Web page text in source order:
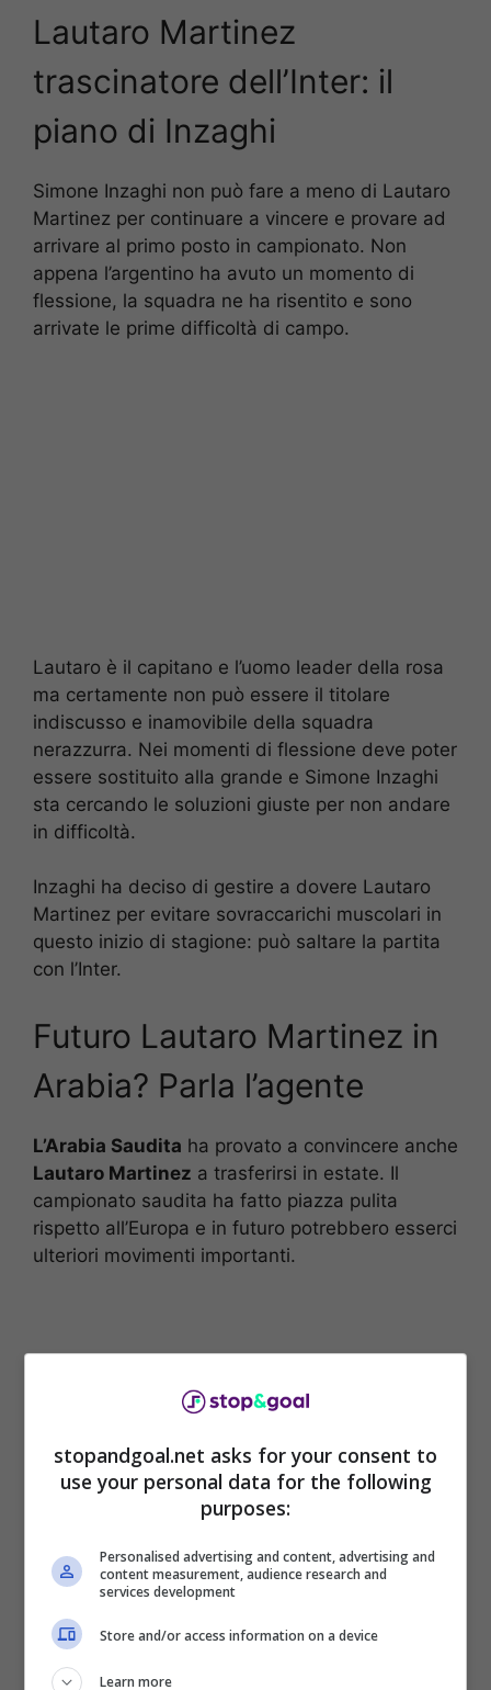
Lautaro Martinez
trascinatore dell’Inter: il
piano di Inzaghi
Simone Inzaghi non può fare a meno di Lautaro
Martinez per continuare a vincere e provare ad
arrivare al primo posto in campionato. Non
appena l’argentino ha avuto un momento di
flessione, la squadra ne ha risentito e sono
arrivate le prime difficoltà di campo.
Lautaro è il capitano e l’uomo leader della rosa
ma certamente non può essere il titolare
indiscusso e inamovibile della squadra
nerazzurra. Nei momenti di flessione deve poter
essere sostituito alla grande e Simone Inzaghi
sta cercando le soluzioni giuste per non andare
in difficoltà.
Inzaghi ha deciso di gestire a dovere Lautaro
Martinez per evitare sovraccarichi muscolari in
questo inizio di stagione: può saltare la partita
con l’Inter.
Futuro Lautaro Martinez in
Arabia? Parla l’agente
L’Arabia Saudita ha provato a convincere anche
Lautaro Martinez a trasferirsi in estate. Il
campionato saudita ha fatto piazza pulita
rispetto all’Europa e in futuro potrebbero esserci
ulteriori movimenti importanti.
Non si muoverà in direzione Arabia Saudita
Lautaro Martinez. Parola dell’agente,
Camano,
capitano dell’Inter.
stopandgoal.net asks for your consent to
use your personal data for the following
purposes:
Personalised advertising and content, advertising and
content measurement, audience research and
services development
Store and/or access information on a device
Learn more